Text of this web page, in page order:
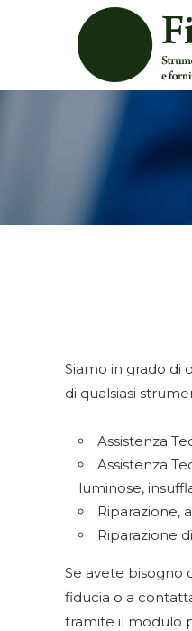
Siamo in grado di
di qualsiasi
Assistenza
Assistenza
luminose,
Riparazione,
Riparazione
Se avete bisogno
fiducia o a
tramite il modulo